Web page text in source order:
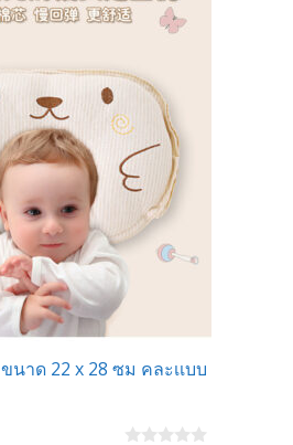
าด 22 x 28 ซม คละเเบบ